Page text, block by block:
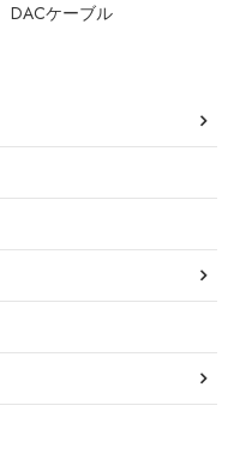
DACケーブル